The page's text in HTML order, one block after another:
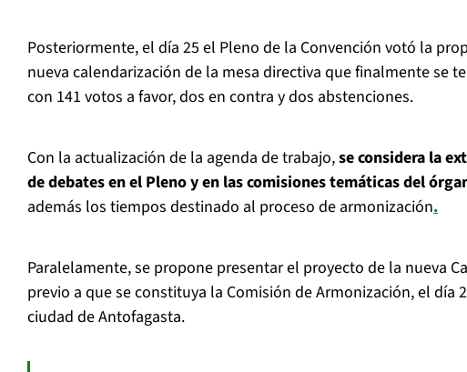
Posteriormente, el día 25 el Pleno de la Convención votó la
nueva calendarización de la mesa directiva que finalmente se
con 141 votos a favor, dos en contra y dos abstenciones.
Con la actualización de la agenda de trabajo,se considera la
de debates en el Pleno y en las comisiones temáticas del
además los tiempos destinado al proceso de armonización.
Paralelamente, se propone presentar el proyecto de la nueva
previo a que se constituya la Comisión de Armonización, el día
ciudad de Antofagasta.